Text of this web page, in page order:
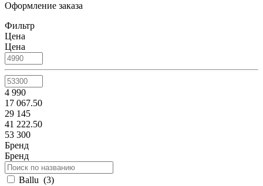
Оформление заказа
Фильтр
Цена
Цена
4 990
17 067.50
29 145
41 222.50
53 300
Бренд
Бренд
Ballu (3)